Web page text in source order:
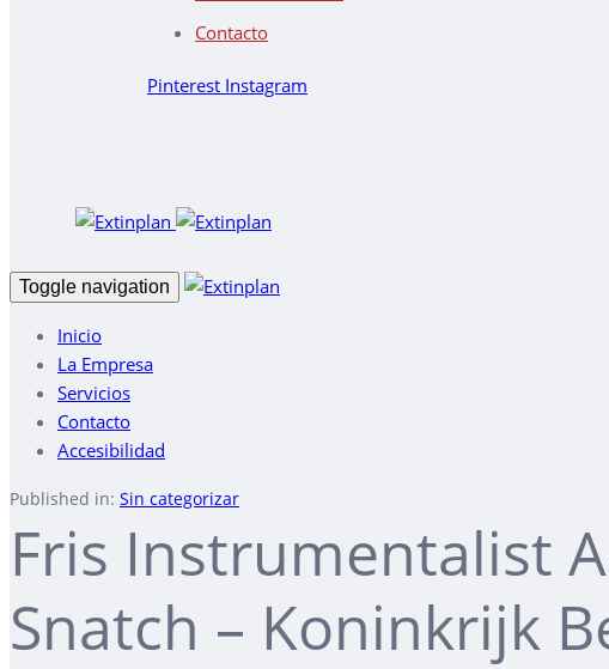
Contacto
Pinterest Instagram
Toggle navigation
Inicio
La Empresa
Servicios
Contacto
Accesibilidad
Published in: Sin categorizar
Fris Instrumentalist
Snatch – Koninkrijk